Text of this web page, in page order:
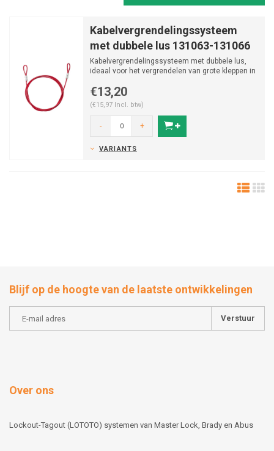
Kabelvergrendelingssysteem
met dubbele lus 131063-131066
Kabelvergrendelingssysteem met dubbele lus,
ideaal voor het vergrendelen van grote kleppen in
€13,20
(€15,97 Incl. btw)
- +
VARIANTS
Blijf op de hoogte van de laatste ontwikkelingen
Verstuur
Over ons
Lockout-Tagout (LOTOTO) systemen van Master Lock, Brady en Abus